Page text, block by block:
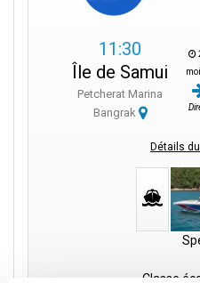
11:30
Île de Samui
Petcherat Marina
Bangrak
Détails
Classe